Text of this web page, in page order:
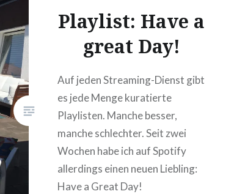
Playlist: Have a
great Day!
Auf jeden Streaming-Dienst gibt
es jede Menge kuratierte
Playlisten. Manche besser,
manche schlechter. Seit zwei
Wochen habe ich auf Spotify
allerdings einen neuen Liebling:
Have a Great Day!